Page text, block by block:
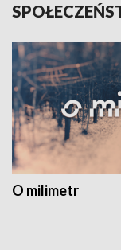
O milimetr